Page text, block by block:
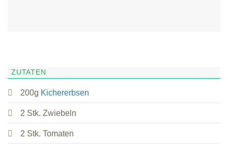
ZUTATEN
200g Kichererbsen
2 Stk. Zwiebeln
2 Stk. Tomaten